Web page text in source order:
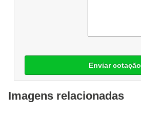
Enviar cotação
Imagens relacionadas